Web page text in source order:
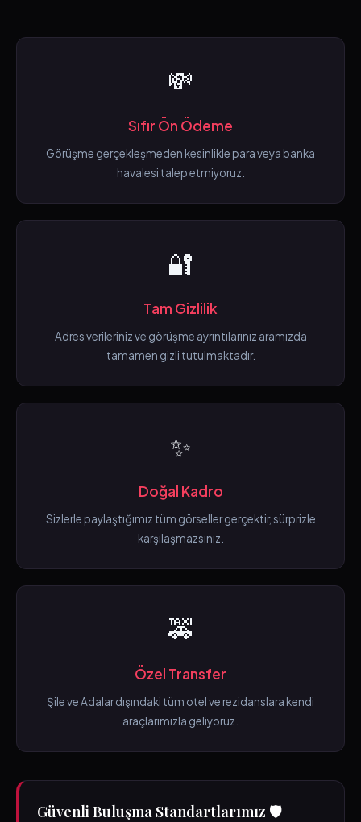
💸
Sıfır Ön Ödeme
Görüşme gerçekleşmeden kesinlikle para veya banka
havalesi talep etmiyoruz.
🔐
Tam Gizlilik
Adres verileriniz ve görüşme ayrıntılarınız aramızda
tamamen gizli tutulmaktadır.
✨
Doğal Kadro
Sizlerle paylaştığımız tüm görseller gerçektir, sürprizle
karşılaşmazsınız.
🚕
Özel Transfer
Şile ve Adalar dışındaki tüm otel ve rezidanslara kendi
araçlarımızla geliyoruz.
Güvenli Buluşma Standartlarımız 🛡️